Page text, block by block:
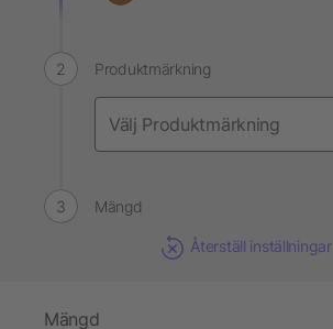
Produktmärkning
Mängd
Återställ inställningar
Mängd